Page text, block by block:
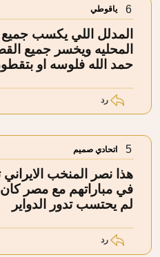
6 ياقوطي
المدلل اللي يكسب جميع
المحليه ويخسر جميع
حمد الله فلوسه او
رد
5 اتحادي صميم
هذا نصر المنخب
في مباراتهم مع مصر
لم يحتسب تدور الدواير
رد